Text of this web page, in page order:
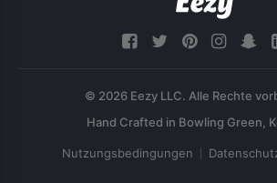
© 2026 Eezy LLC. Alle Rechte
Nutzungsbedingungen